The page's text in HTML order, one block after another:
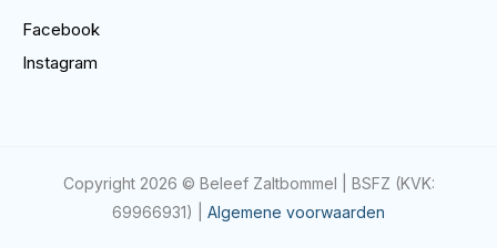
Facebook
Instagram
Copyright 2026 © Beleef Zaltbommel | BSFZ (KVK:
69966931) | Algemene voorwaarden